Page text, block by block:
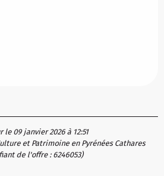
le 09 janvier 2026 à 12:51
et Patrimoine en Pyrénées Cathares
de l'offre : 6246053)